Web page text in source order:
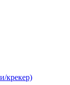
крекер)